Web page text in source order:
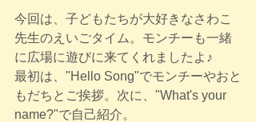
今回は、子どもたちが大好きなさわこ
先生のえいごタイム。モンチーも一緒
に広場に遊びに来てくれましたよ♪
最初は、"Hello Song"でモンチーやおと
もだちとご挨拶。次に、"What's your
name?"で自己紹介。